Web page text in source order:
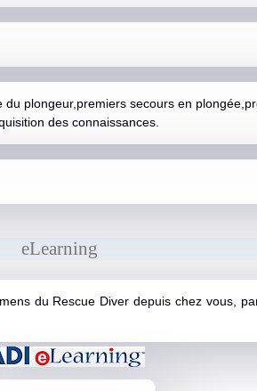
plongeur,premiers secours en
des connaissances.
eLearning
du Rescue Diver depuis chez vous,